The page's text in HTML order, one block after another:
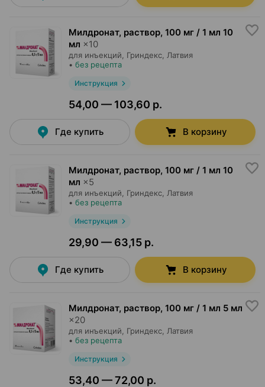
Милдронат, раствор, 100 мг / 1 мл 10
мл ×10
для инъекций, Гриндекс , Латвия
• без рецепта
Инструкция
54,00 — 103,60 р.
Где купить В корзину
Милдронат, раствор, 100 мг / 1 мл 10
мл ×5
для инъекций, Гриндекс , Латвия
• без рецепта
Инструкция
29,90 — 63,15 р.
Где купить В корзину
Милдронат, раствор, 100 мг / 1 мл 5 мл
×20
для инъекций, Гриндекс , Латвия
• без рецепта
Инструкция
53,40 — 72,00 р.